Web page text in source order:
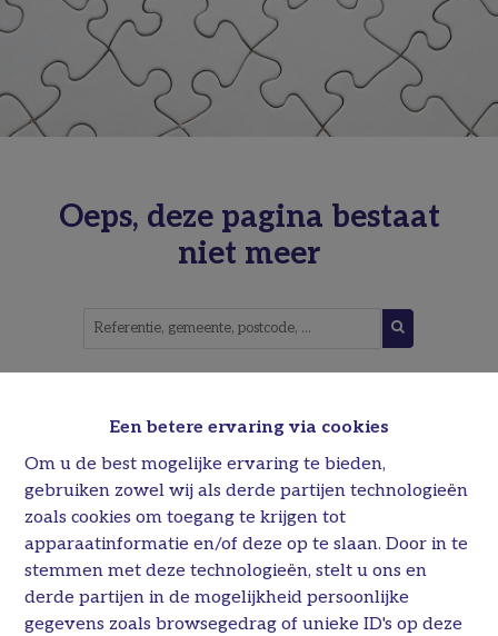
Een betere ervaring via cookies
Om u de best mogelijke ervaring te bieden,
gebruiken zowel wij als derde partijen technologieën
zoals cookies om toegang te krijgen tot
apparaatinformatie en/of deze op te slaan. Door in te
stemmen met deze technologieën, stelt u ons en
derde partijen in de mogelijkheid persoonlijke
gegevens zoals browsegedrag of unieke ID's op deze
Oeps, deze pagina bestaat
niet meer